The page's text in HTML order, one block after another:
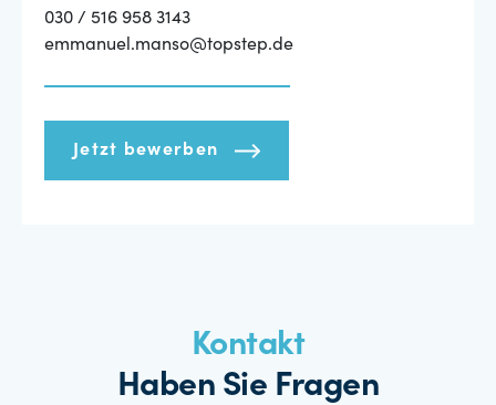
030 / 516 958 3143
emmanuel.manso@topstep.de
Jetzt bewerben
Kontakt
Haben Sie Fragen